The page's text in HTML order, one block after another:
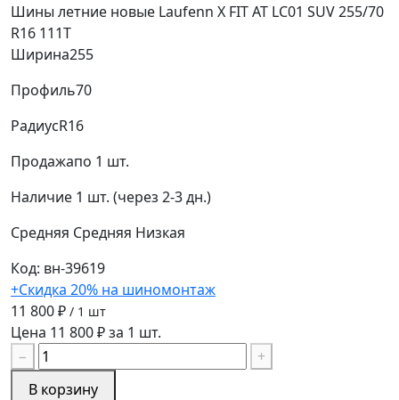
Шины летние новые Laufenn X FIT AT LC01 SUV 255/70
R16 111T
Ширина255
Профиль70
РадиусR16
Продажапо 1 шт.
Наличие 1 шт. (через 2-3 дн.)
Средняя Средняя Низкая
Код: вн-39619
+Скидка 20% на шиномонтаж
11 800 ₽ / 1 шт
Цена 11 800 ₽ за 1 шт.
−
+
В корзину